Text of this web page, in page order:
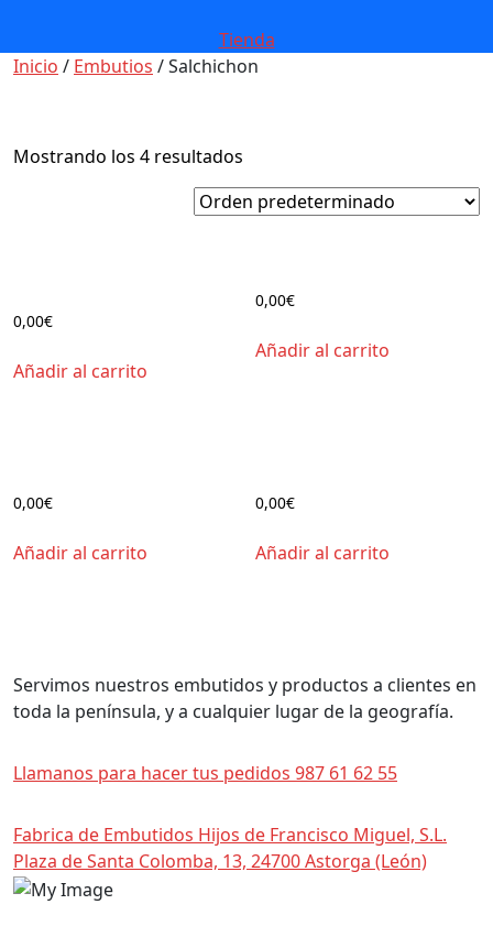
Tienda
Inicio / Embutios / Salchichon
Mostrando los 4 resultados
0,00€
Añadir al carrito
0,00€
Añadir al carrito
0,00€
Añadir al carrito
0,00€
Añadir al carrito
Servimos nuestros embutidos y productos a clientes en
toda la península, y a cualquier lugar de la geografía.
Llamanos para hacer tus pedidos 987 61 62 55
Fabrica de Embutidos Hijos de Francisco Miguel, S.L.
Plaza de Santa Colomba, 13, 24700 Astorga (León)